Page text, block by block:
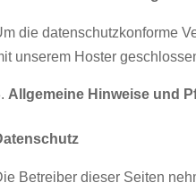
die datenschutzkonforme
unserem Hoster
Allgemeine Hinweise und
Betreiber dieser Seiten